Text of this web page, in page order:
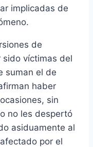
implicadas de
de
sido ví­ctimas del
suman el de
haber
sin
no les despertó
asiduamente al
por el